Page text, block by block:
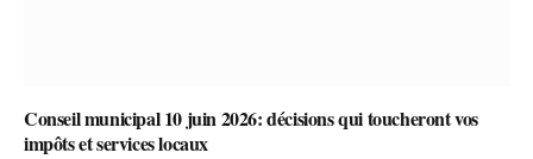
Conseil municipal 10 juin 2026: décisions qui toucheront vos
impôts et services locaux